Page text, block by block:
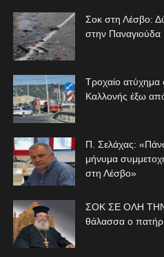
Σοκ στη Λέσβο:
στην Παναγιούδα
Τροχαίο
Καλλονής έξω
Π. Σελάχας:
μήνυμα
στη Λέσβο»
ΣΟΚ ΣΕ ΟΛΗ
θάλασσα ο πατήρ